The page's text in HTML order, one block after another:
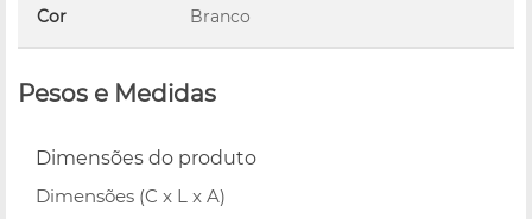
Cor Branco
Pesos e Medidas
Dimensões do produto
Dimensões (C x L x A)